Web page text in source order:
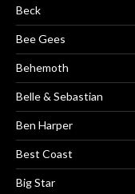
Beck
Bee Gees
Behemoth
Belle & Sebastian
Ben Harper
Best Coast
Big Star